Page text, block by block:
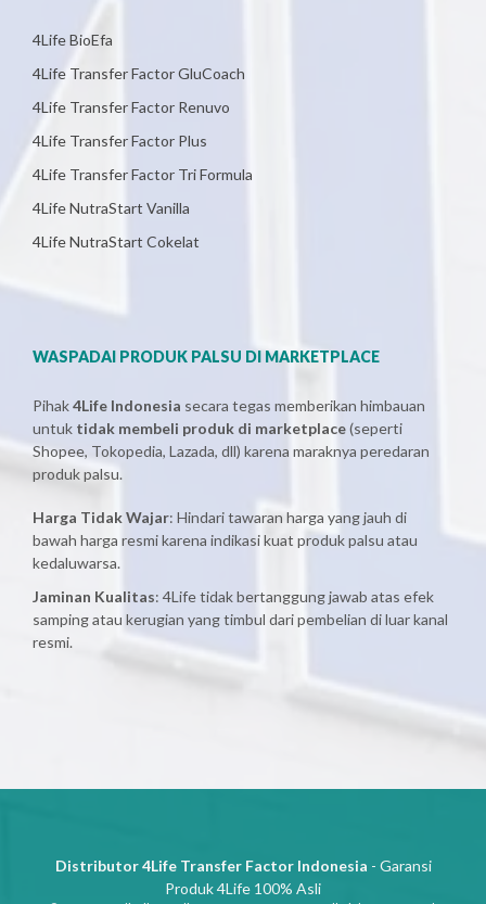
4Life BioEfa
4Life Transfer Factor GluCoach
4Life Transfer Factor Renuvo
4Life Transfer Factor Plus
4Life Transfer Factor Tri Formula
4Life NutraStart Vanilla
4Life NutraStart Cokelat
WASPADAI PRODUK PALSU DI MARKETPLACE
Pihak4Life Indonesia secara tegas memberikan himbauan
untuk tidak membeli produk di marketplace(seperti
Shopee, Tokopedia, Lazada, dll) karena maraknya peredaran
produk palsu.
Harga Tidak Wajar: Hindari tawaran harga yang jauh di
bawah harga resmi karena indikasi kuat produk palsu atau
kedaluwarsa.
Jaminan Kualitas: 4Life tidak bertanggung jawab atas efek
samping atau kerugian yang timbul dari pembelian di luar kanal
resmi.
Distributor 4Life Transfer Factor Indonesia - Garansi
Produk 4Life 100% Asli